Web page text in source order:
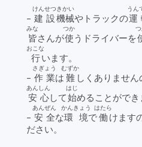
- 建設
けんせつ
機械
きかい
やトラックの運
うん
皆
みな
さんが使
つか
うドライバーを
行
おこな
います。
- 作業
さぎょう
は 難
むずか
しくありません
安心
あんしん
して始
はじ
めることができ
- 安全
あんぜん
な環境
かんきょう
で働
はたら
けます
ださい。